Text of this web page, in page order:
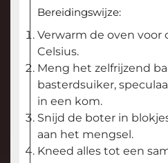
Bereidingswijze:
Verwarm de oven voor
Celsius.
Meng het zelfrijzend
basterdsuiker,
in een kom.
Snijd de boter in
aan het mengsel.
Kneed alles tot een